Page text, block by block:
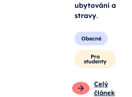
ubytování a
stravy.
Obecné
Pro
studenty
Celý
článek